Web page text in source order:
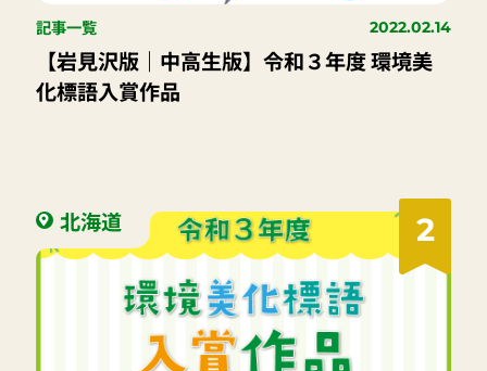
記事一覧 2022.02.14
【岩見沢版｜中高生版】令和３年度 環境美
化標語入賞作品
2
北海道